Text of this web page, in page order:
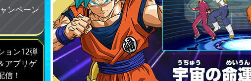
ンペーン
ョン12弾
アプリゲ
信！